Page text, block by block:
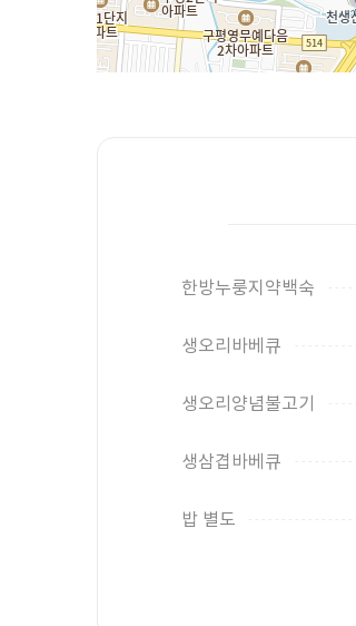
한방누룽지약백숙
생오리바베큐
생오리양념불고기
생삼겹바베큐
밥 별도